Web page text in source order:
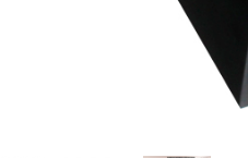
элементы опор высокого
заболонного слоя древесины
изделия (опоры ЛЭП),